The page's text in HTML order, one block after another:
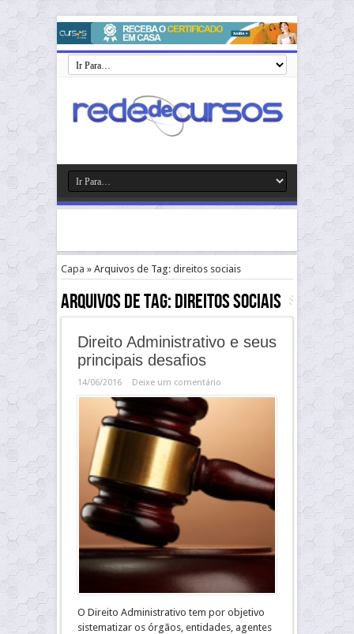
Capa » Arquivos de Tag: direitos sociais
Arquivos de Tag:direitos sociais
Direito Administrativo e seus
principais desafios
14/06/2016 Deixe um comentário
O Direito Administrativo tem por objetivo
sistematizar os órgãos, entidades, agentes